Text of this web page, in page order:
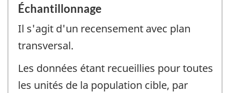
Échantillonnage
Il s'agit d'un recensement avec plan
transversal.
Les données étant recueillies pour toutes
les unités de la population cible, par